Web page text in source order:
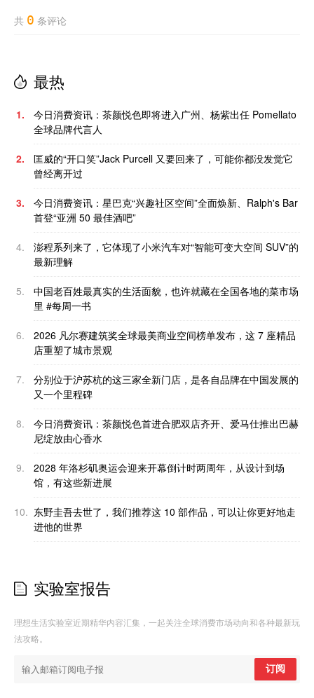
共 0 条评论
最热
1.
今日消费资讯：茶颜悦色即将进入广州、杨紫出任 Pomellato
全球品牌代言人
2.
匡威的“开口笑”Jack Purcell 又要回来了，可能你都没发觉它
曾经离开过
3.
今日消费资讯：星巴克“兴趣社区空间”全面焕新、Ralph's Bar
首登“亚洲 50 最佳酒吧”
4.
澎程系列来了，它体现了小米汽车对“智能可变大空间 SUV”的
最新理解
5.
中国老百姓最真实的生活面貌，也许就藏在全国各地的菜市场
里 #每周一书
6.
2026 凡尔赛建筑奖全球最美商业空间榜单发布，这 7 座精品
店重塑了城市景观
7.
分别位于沪苏杭的这三家全新门店，是各自品牌在中国发展的
又一个里程碑
8.
今日消费资讯：茶颜悦色首进合肥双店齐开、爱马仕推出巴赫
尼绽放由心香水
9.
2028 年洛杉矶奥运会迎来开幕倒计时两周年，从设计到场
馆，有这些新进展
10. 东野圭吾去世了，我们推荐这 10 部作品，可以让你更好地走
进他的世界
实验室报告
理想生活实验室近期精华内容汇集，一起关注全球消费市场动向和各种最新玩
法攻略。